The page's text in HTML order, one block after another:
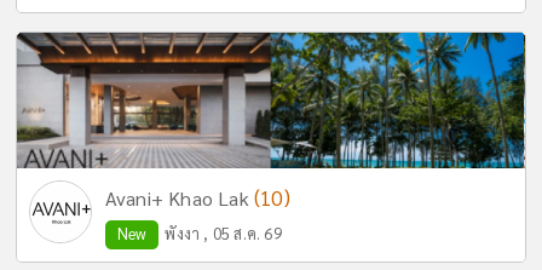
Avani+ Khao Lak (10)
New พังงา , 05 ส.ค. 69